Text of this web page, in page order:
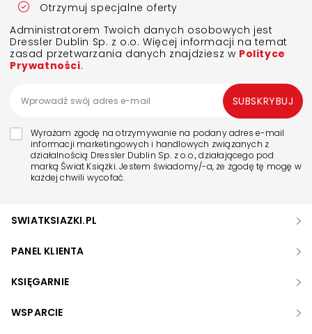
Otrzymuj specjalne oferty
Administratorem Twoich danych osobowych jest
Dressler Dublin Sp. z o.o. Więcej informacji na temat
zasad przetwarzania danych znajdziesz w Polityce
Prywatności.
Wyrażam zgodę na otrzymywanie na podany adres e-mail
informacji marketingowych i handlowych związanych z
działalnością Dressler Dublin Sp. z o.o., działającego pod
marką Świat Książki. Jestem świadomy/-a, że zgodę tę mogę w
każdej chwili wycofać.
SUBSKRYBUJ
SWIATKSIAZKI.PL
PANEL KLIENTA
KSIĘGARNIE
WSPARCIE